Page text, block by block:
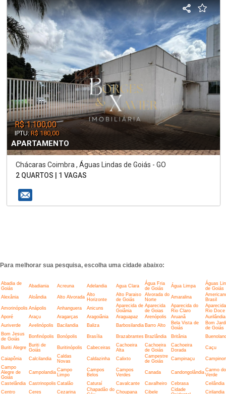
R$ 1.100,00
IPTU:R$ 180,00
APARTAMENTO
Chácaras Coimbra , Águas Lindas de Goiás - GO
2 QUARTOS | 1 VAGAS
Para melhorar sua pesquisa, escolha uma cidade abaixo:
Abadia de
Goiás
Abadiania Acreuna Adelandia Agua Clara
Água Fria
de Goiás
Água Limpa
Águas
de Goiás
Alexânia
Aloândia Alto Alvorada Alto
Horizonte
Alto Paraiso
de Goiás
Alvorada do
Norte
Amaralina
Brasil
Amorinópolis Anápolis Anhanguera Anicuns
Aparecida de
Goiânia
Aparecida
de Goias
Aparecida do
Rio Claro
Rio Doce
Aporé
Araçu Aragarças Aragoiânia Araguapaz Arenópolis Aruanã
Aurilândia
Auriverde
Avelinópolis Bacilandia Baliza Barbosilandia Barro Alto
Bela Vista de
Goiás
Bom
de Goiás
Bom Jesus
de Goiás
Bonfinópolis Bonópolis Brasília Brazabrantes Brazlândia Britânia
Buriti Alegre Buriti de
Goiás
Buritinópolis Cabeceiras
Cachoeira
Alta
Cachoeira
de Goiás
Cachoeira
Dorada
Caçu
Caiapônia Calcilandia
Caldas
Novas
Caldazinha Calixto
Campestre
de Goiás
Campinaçu
Campo
Alegre de
Goiás
Campolandia Campo
Limpo
Campos
Belos
Campos
Verdes
Canada Candongolândia Carmo
Verde
Castelândia Castrinopolis Catalão Caturaí Cavalcante Cavalheiro Cebrasa
Ceilândia
Centro
Ceres Cezarina
Chapadão do Choupana Cibele
Cidade
Cirilandia